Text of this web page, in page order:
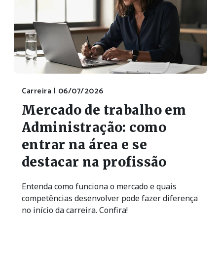
Carreira | 06/07/2026
Mercado de trabalho em
Administração: como
entrar na área e se
destacar na profissão
Entenda como funciona o mercado e quais
competências desenvolver pode fazer diferença
no início da carreira. Confira!